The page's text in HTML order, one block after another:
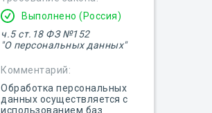
Комментарий:
Выполнено (Россия)
Обработка персональных
данных осуществляется с
использованием баз
ч.5 ст.18 ФЗ №152
"О персональных данных"